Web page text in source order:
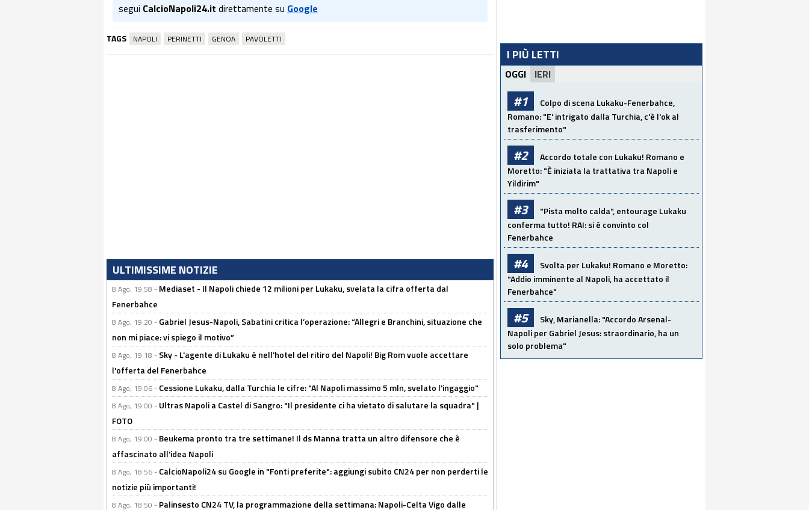
segui CalcioNapoli24.it direttamente su Google
TAGS NAPOLI PERINETTI GENOA PAVOLETTI
ULTIMISSIME NOTIZIE
8 Ago, 19:58 - Mediaset - Il Napoli chiede 12 milioni per Lukaku, svelata la cifra offerta dal
Fenerbahce
8 Ago, 19:20 - Gabriel Jesus-Napoli, Sabatini critica l’operazione: “Allegri e Branchini, situazione che
non mi piace: vi spiego il motivo”
8 Ago, 19:18 - Sky - L'agente di Lukaku è nell'hotel del ritiro del Napoli! Big Rom vuole accettare
l'offerta del Fenerbahce
8 Ago, 19:06 - Cessione Lukaku, dalla Turchia le cifre: "Al Napoli massimo 5 mln, svelato l'ingaggio"
8 Ago, 19:00 - Ultras Napoli a Castel di Sangro: "Il presidente ci ha vietato di salutare la squadra" |
FOTO
8 Ago, 19:00 - Beukema pronto tra tre settimane! Il ds Manna tratta un altro difensore che è
affascinato all'idea Napoli
8 Ago, 18:56 - CalcioNapoli24 su Google in "Fonti preferite": aggiungi subito CN24 per non perderti le
notizie più importanti!
8 Ago, 18:50 - Palinsesto CN24 TV, la programmazione della settimana: Napoli-Celta Vigo dalle
I PIÙ LETTI
OGGI IERI
#1
Colpo di scena Lukaku-Fenerbahce,
Romano: "E' intrigato dalla Turchia, c'è l'ok al
trasferimento"
#2
Accordo totale con Lukaku! Romano e
Moretto: "È iniziata la trattativa tra Napoli e
Yildirim"
#3
"Pista molto calda", entourage Lukaku
conferma tutto! RAI: si è convinto col
Fenerbahce
#4
Svolta per Lukaku! Romano e Moretto:
"Addio imminente al Napoli, ha accettato il
Fenerbahce"
#5
Sky, Marianella: "Accordo Arsenal-
Napoli per Gabriel Jesus: straordinario, ha un
solo problema"